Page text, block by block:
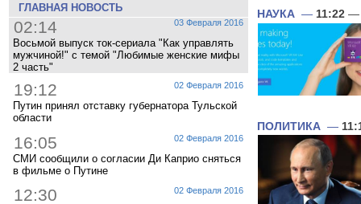
ГЛАВНАЯ НОВОСТЬ
03 Февраля 2016
02:14
Восьмой выпуск ток-сериала "Как управлять
мужчиной!" с темой "Любимые женские мифы
2 часть"
02 Февраля 2016
19:12
Путин принял отставку губернатора Тульской
области
02 Февраля 2016
16:05
СМИ сообщили о согласии Ди Каприо сняться
в фильме о Путине
02 Февраля 2016
12:30
НАУКА — 11:22 —
ПОЛИТИКА —